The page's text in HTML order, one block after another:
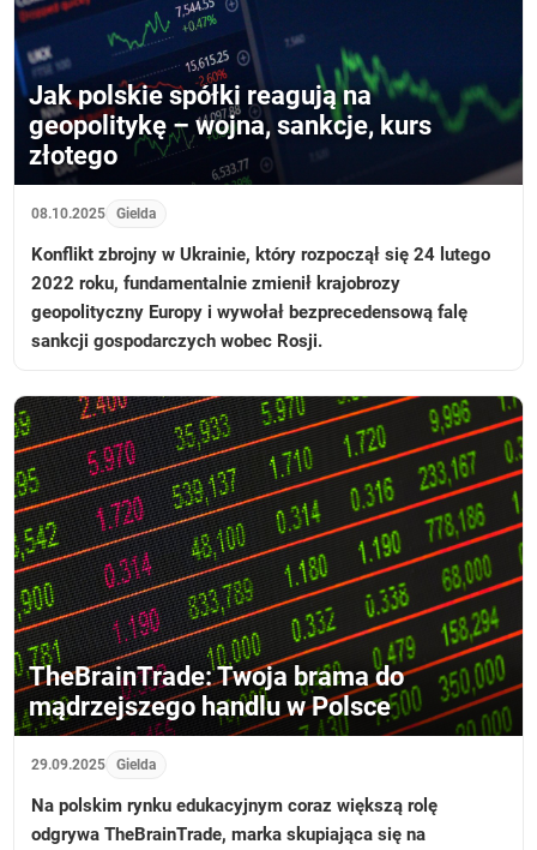
Jak polskie spółki reagują na
geopolitykę – wojna, sankcje, kurs
złotego
08.10.2025 Gielda
Konflikt zbrojny w Ukrainie, który rozpoczął się 24 lutego
2022 roku, fundamentalnie zmienił krajobrozy
geopolityczny Europy i wywołał bezprecedensową falę
sankcji gospodarczych wobec Rosji.
TheBrainTrade: Twoja brama do
mądrzejszego handlu w Polsce
29.09.2025 Gielda
Na polskim rynku edukacyjnym coraz większą rolę
odgrywa TheBrainTrade, marka skupiająca się na